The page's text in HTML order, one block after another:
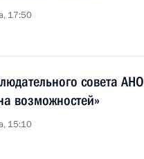
17:50
совета АНО
возможностей»
15:10